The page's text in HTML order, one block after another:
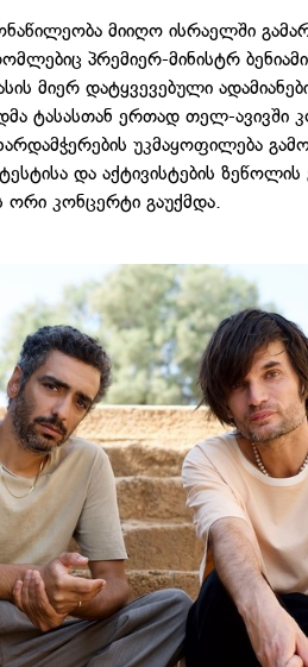
მიიღო ისრაელში
პრემიერ-მინისტრ
მიერ დატყვევებული
ტასასთან ერთად თელ-ავივში
უკმაყოფილება
და აქტივისტების ზეწოლის
ორი კონცერტი გაუქმდა.